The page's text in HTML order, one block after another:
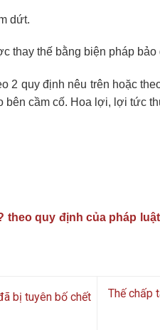
dứt.
thay thế bằng biện pháp bảo
2 quy định nêu trên hoặc
bên cầm cố. Hoa lợi, lợi tức
theo quy định của pháp
bị tuyên bố chết
Thế chấp